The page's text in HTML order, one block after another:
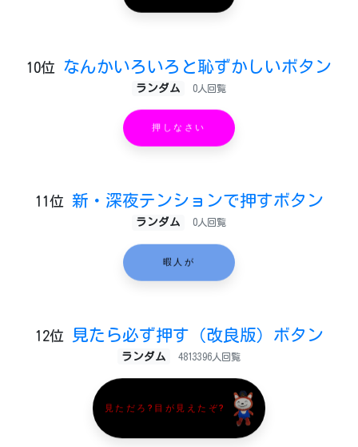
10位 なんかいろいろと恥ずかしいボタン
ランダム 0人回覧
押しなさい
11位 新・深夜テンションで押すボタン
ランダム 0人回覧
暇人が
12位 見たら必ず押す（改良版）ボタン
ランダム 4813396人回覧
見ただろ?目が見えたぞ?